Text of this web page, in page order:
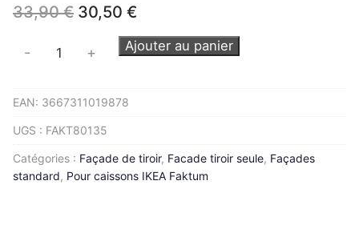
33,90€ Le
prix
était :
30,50 €
actuel
est :
quantité
de
tiroir
L80H13cm
- + Ajouter au panier
EAN: 3667311019878
UGS : FAKT80135
Catégories : Façade de tiroir, Facade tiroir seule, Façades
standard, Pour caissons IKEA Faktum